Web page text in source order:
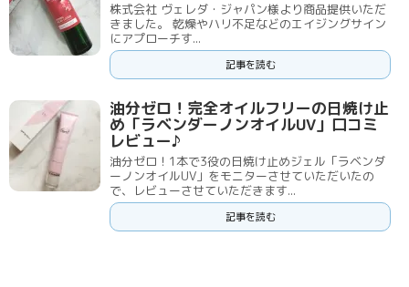
株式会社 ヴェレダ・ジャパン様より商品提供いただ
きました。 乾燥やハリ不足などのエイジングサイン
にアプローチす...
記事を読む
油分ゼロ！完全オイルフリーの日焼け止
め「ラベンダーノンオイルUV」口コミ
レビュー♪
油分ゼロ！1本で3役の日焼け止めジェル「ラベンダ
ーノンオイルUV」をモニターさせていただいたの
で、レビューさせていただきます...
記事を読む